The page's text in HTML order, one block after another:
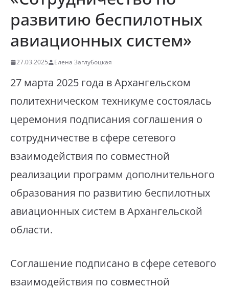
развитию беспилотных
авиационных систем»
27.03.2025 Елена Заглубоцкая
27 марта 2025 года в Архангельском
политехническом техникуме состоялась
церемония подписания соглашения о
сотрудничестве в сфере сетевого
взаимодействия по совместной
реализации программ дополнительного
образования по развитию беспилотных
авиационных систем в Архангельской
области.
Соглашение подписано в сфере сетевого
взаимодействия по совместной